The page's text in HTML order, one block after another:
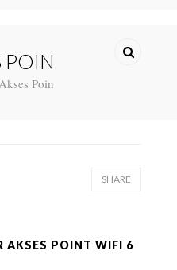
POIN
Poin
SHARE
AKSES POINT WIFI 6